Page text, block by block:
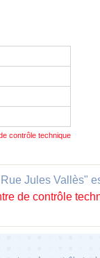
contrôle technique
Jules Vallès"
de contrôle